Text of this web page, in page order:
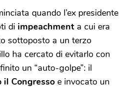
quando l’ex presidente
di impeachment a cui era
sottoposto a un terzo
ha cercato di evitarlo con
un “auto-golpe”: il
il Congresso e invocato un